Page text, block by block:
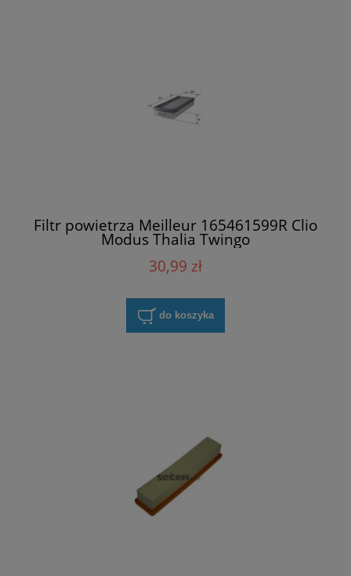
Filtr powietrza Meilleur 165461599R Clio
Modus Thalia Twingo
30,99 zł
do koszyka